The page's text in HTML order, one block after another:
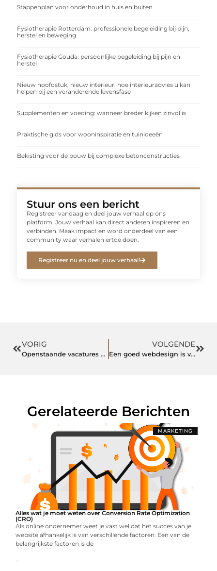
Stappenplan voor onderhoud in huis en buiten
Fysiotherapie Rotterdam: professionele begeleiding bij pijn,
herstel en beweging
Fysiotherapie Gouda: persoonlijke begeleiding bij pijn en
herstel
Nieuw hoofdstuk, nieuw interieur: hoe interieuradvies u kan
helpen bij een veranderende levensfase
Supplementen en voeding: wanneer breder kijken zinvol is
Praktische gids voor wooninspiratie en tuinideeën
Bekisting voor de bouw bij complexe betonconstructies
Stuur ons een bericht
Registreer vandaag en deel jouw verhaal op ons
platform. Jouw verhaal kan direct anderen inspireren en
verbinden. Maak impact en word onderdeel van een
community waar verhalen ertoe doen.
Registreer nu en deel jouw verhaal!
VORIG
Openstaande vacatures voor letselschadebehandelaars
VOLGENDE
Een goed webdesign is van essentieel belang!
Gerelateerde Berichten
MARKETING
Alles wat je moet weten over Conversion Rate Optimization
(CRO)
Als online ondernemer weet je vast wel dat het succes van je
website afhankelijk is van verschillende factoren. Een van de
belangrijkste factoren is de
...